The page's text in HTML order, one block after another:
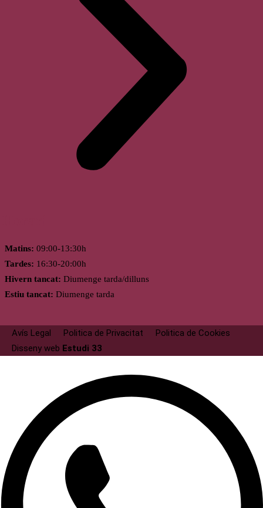
Matins: 09:00-13:30h
Tardes: 16:30-20:00h
Hivern tancat: Diumenge tarda/dilluns
Estiu tancat: Diumenge tarda
Avís Legal Politica de Privacitat
Politica de Cookies
Disseny web Estudi 33